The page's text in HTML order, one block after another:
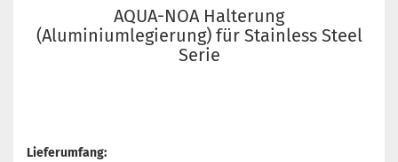
AQUA-NOA Halterung
(Aluminiumlegierung) für Stainless Steel
Serie
Lieferumfang: